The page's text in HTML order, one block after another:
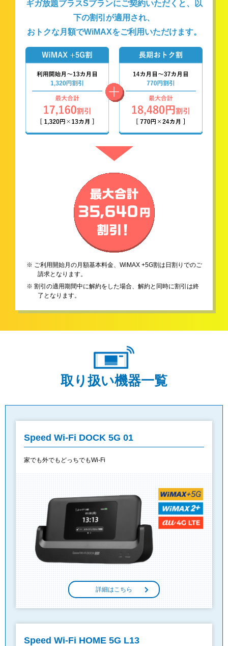
ギガ放題プラスSプランにご契約いただくと、以
下の割引が適用され、
おトクな月額でWiMAXをご利用いただけます。
※ ご利用開始月の月額基本料金、WiMAX +5G割は日割りでのご
請求となります。
※ 割引の適用期間中に解約をした場合、解約と同時に割引は終
了となります。
取り扱い機器一覧
Speed Wi-Fi DOCK 5G 01
家でも外でもどっちでもWi-Fi
詳細はこちら
Speed Wi-Fi HOME 5G L13